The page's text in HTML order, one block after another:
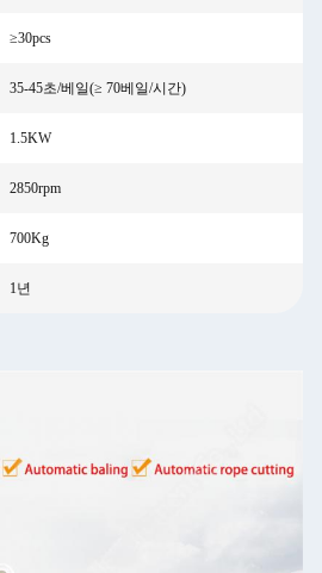
≥30pcs
35-45초/베일(≥ 70베일/시간)
1.5KW
2850rpm
700Kg
1년